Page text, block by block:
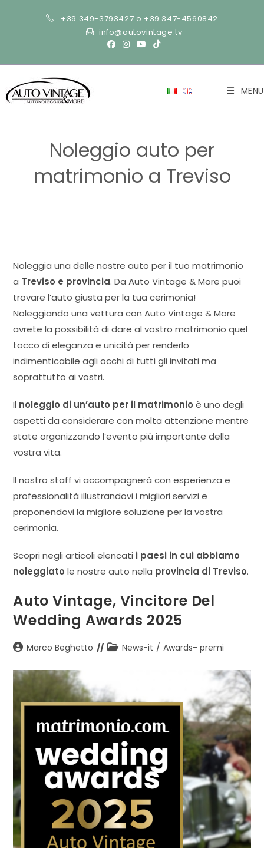
+39 349-3793427 o +39 347-4560842
info@autovintage.tv
MENU
Noleggio auto per
matrimonio a Treviso
Noleggia una delle nostre auto per il tuo matrimonio
a Treviso e provincia. Da Auto Vintage & More puoi
trovarel’auto giusta per la tua cerimonia!
Noleggiando una vettura con Auto Vintage & More
avrete la possibilità di dare al vostro matrimonio quel
tocco di eleganza e unicità per renderlo
indimenticabile agli occhi di tutti gli invitati ma
soprattutto ai vostri.
Il noleggio di un’auto per il matrimonio è uno degli
aspetti da considerare con molta attenzione mentre
state organizzando l’evento più importante della
vostra vita.
Il nostro staff vi accompagnerà con esperienza e
professionalità illustrandovi imigliori servizi e
proponendovi la migliore soluzione per la vostra
cerimonia.
Scopri negli articoli elencati i paesi in cui abbiamo
noleggiato le nostre auto nella provincia di Treviso.
Auto Vintage, Vincitore Del
Wedding Awards 2025
AutoreMarco Beghetto
Categoria
News-it / Awards- premi